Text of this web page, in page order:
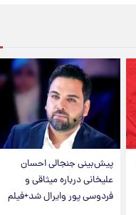
پیش‌بینی جنجالی احسان
علیخانی درباره میثاقی و
فردوسی پور وایرال شد+فیلم